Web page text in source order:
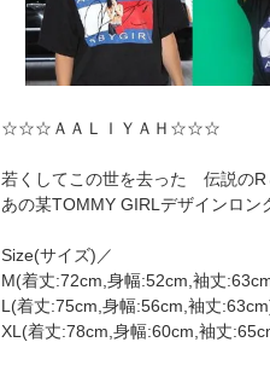
☆☆☆ＡＡＬＩＹＡＨ☆☆☆
若くしてこの世を去った 伝説の
あの某TOMMY GIRLデザインロン
Size(サイズ)／
M(着丈:72cm,身幅:52cm,袖丈
L(着丈:75cm,身幅:56cm,袖丈
XL(着丈:78cm,身幅:60cm,袖丈